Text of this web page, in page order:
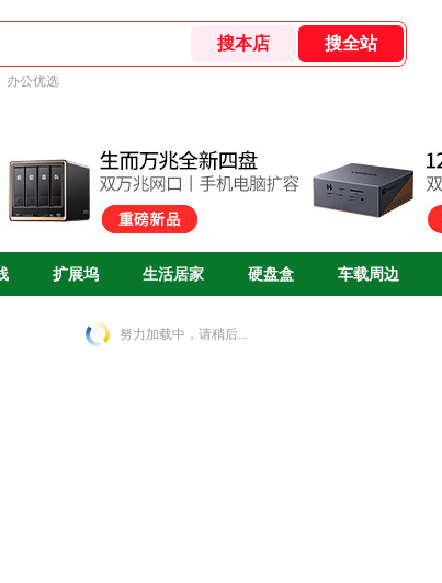
办公优选
扩展坞 生活居家 硬盘盒 车载周边
努力加载中，请稍后...